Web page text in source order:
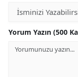
Yorum Yazın (500